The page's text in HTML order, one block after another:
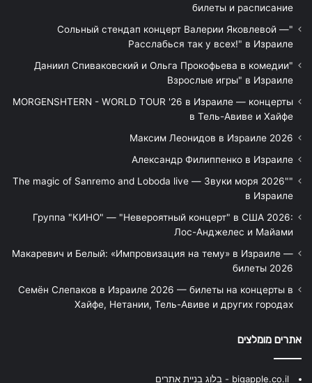
билеты и расписание
"Сольный стендап концерт Валерии Яковлевой —
Расслабься так у всех!" в Израиле
"Даниил Спиваковский и Ольга Прокофьева в комедии
Взрослые игры" в Израиле
MORGENSHTERN - WORLD TOUR '26 в Израиле — концерты
в Тель-Авиве и Хайфе
Максим Леонидов в Израиле 2026
Александр Филиппенко в Израиле
"The magic of Sanremo and Loboda live — Звуки моря 2026"
в Израиле
Группа "КИНО" — "Невероятный концерт" в США 2026:
Лос-Анджелес и Майами
Макаревич и Белый: «Импровизация на тему» в Израиле —
билеты 2026
Семён Слепаков в Израиле 2026 — билеты на концерты в
Хайфе, Нетании, Тель-Авиве и других городах
אתרים מומלצים
bigapple.co.il - בלוג בניית אתרים